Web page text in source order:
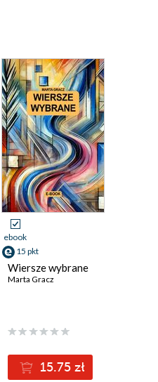
ebook
15 pkt
Wiersze wybrane
Marta Gracz
15.75 zł